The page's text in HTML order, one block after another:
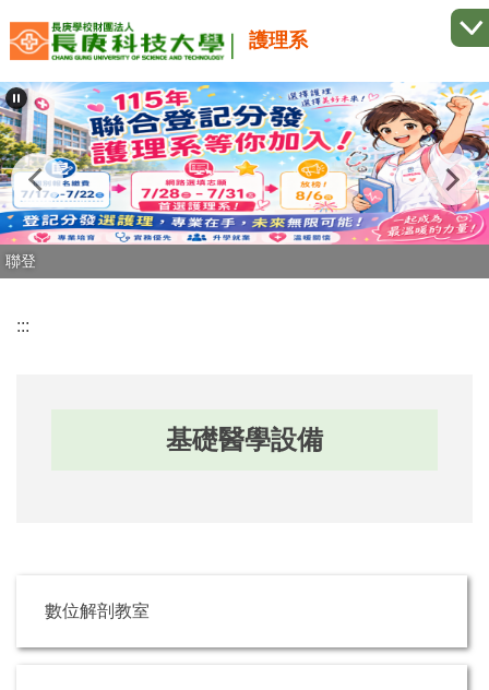
到
要
內
容
區
護理系
聯登
:::
基礎醫學設備
數位解剖教室